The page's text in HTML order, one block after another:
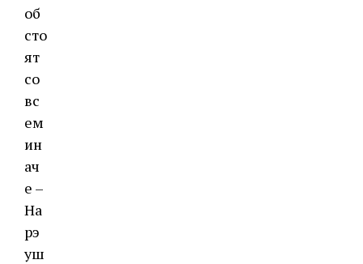
об
сто
ят
со
вс
ем
ин
ач
е –
На
рэ
уш